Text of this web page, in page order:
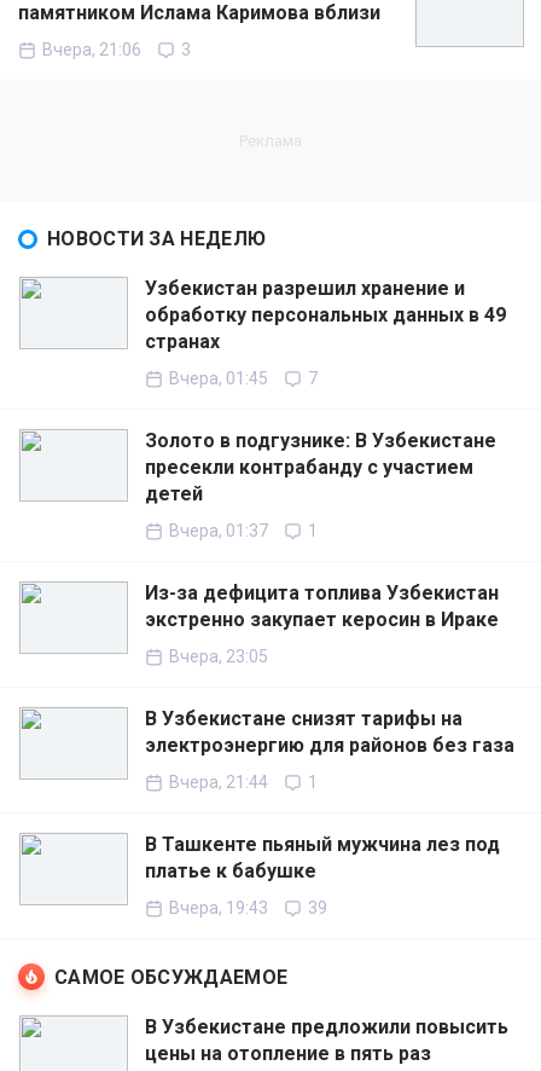
памятником Ислама Каримова вблизи
Вчера, 21:06 3
НОВОСТИ ЗА НЕДЕЛЮ
Узбекистан разрешил хранение и
обработку персональных данных в 49
странах
Вчера, 01:45 7
Золото в подгузнике: В Узбекистане
пресекли контрабанду с участием
детей
Вчера, 01:37 1
Из-за дефицита топлива Узбекистан
экстренно закупает керосин в Ираке
Вчера, 23:05
В Узбекистане снизят тарифы на
электроэнергию для районов без газа
Вчера, 21:44 1
В Ташкенте пьяный мужчина лез под
платье к бабушке
Вчера, 19:43 39
САМОЕ ОБСУЖДАЕМОЕ
В Узбекистане предложили повысить
цены на отопление в пять раз